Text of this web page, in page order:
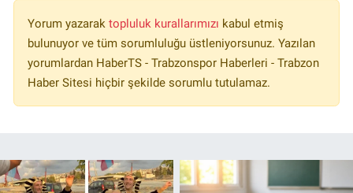
Yorum yazarak topluluk kurallarımızı kabul etmiş
bulunuyor ve tüm sorumluluğu üstleniyorsunuz. Yazılan
yorumlardan HaberTS - Trabzonspor Haberleri - Trabzon
Haber Sitesi hiçbir şekilde sorumlu tutulamaz.